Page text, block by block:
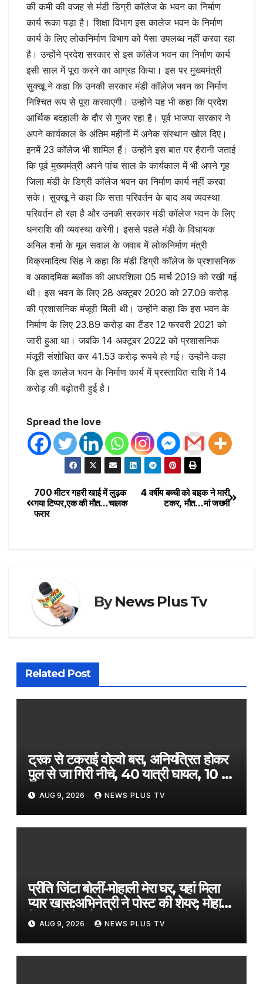
की कमी की वजह से मंडी डिग्री काॅलेज के भवन का निर्माण
कार्य रूका पड़ा है। शिक्षा विभाग इस कालेज भवन के निर्माण
कार्य के लिए लोकनिर्माण विभाग को पैसा उपलब्ध नहीं करवा रहा
है। उन्होंने प्रदेश सरकार से इस कॉलेज भवन का निर्माण कार्य
इसी साल में पूरा करने का आग्रह किया। इस पर मुख्यमंत्री
सुक्खू ने कहा कि उनकी सरकार मंडी कॉलेज भवन का निर्माण
निश्चित रूप से पूरा करवाएगी। उन्होंने यह भी कहा कि प्रदेश
आर्थिक बदहाली के दौर से गुजर रहा है। पूर्व भाजपा सरकार ने
अपने कार्यकाल के अंतिम महीनों में अनेक संस्थान खोल दिए।
इनमें 23 कॉलेज भी शामिल हैं। उन्होंने इस बात पर हैरानी जताई
कि पूर्व मुख्यमंत्री अपने पांच साल के कार्यकाल में भी अपने गृह
जिला मंडी के डिग्री कॉलेज भवन का निर्माण कार्य नहीं करवा
सके। सुक्खू ने कहा कि सत्ता परिवर्तन के बाद अब व्यवस्था
परिवर्तन हो रहा है और उनकी सरकार मंडी कॉलेज भवन के लिए
धनराशि की व्यवस्था करेगी। इससे पहले मंडी के विधायक
अनिल शर्मा के मूल सवाल के जवाब में लोकनिर्माण मंत्री
विक्रमादित्य सिंह ने कहा कि मंडी डिग्री काॅलेज के प्रशासनिक
व अकादमिक ब्ब्लॉक की आधरशिला 05 मार्च 2019 को रखी गई
थी। इस भवन के लिए 28 अक्टूबर 2020 को 27.09 करोड़
की प्रशासनिक मंजूरी मिली थी। उन्होंने कहा कि इस भवन के
निर्माण के लिए 23.89 करोड़ का टैंडर 12 फरवरी 2021 को
जारी हुआ था। जबकि 14 अक्टूबर 2022 को प्रशासनिक
मंजूरी संशोधित कर 41.53 करोड़ रूपये हो गई। उन्होंने कहा
कि इस कालेज भवन के निर्माण कार्य में प्रस्तावित राशि में 14
करोड़ की बढ़ोतरी हुई है।
Spread the love
4 वर्षीय बच्ची को बाइक ने मारी
टकर, मौत…मां जख्मी
700 मीटर गहरी खाई में लुढ़क
गया टिप्पर,एक की मौत…चालक
फरार
ByNews Plus Tv
Related Post
ट्रक से टकराई वोल्वो बस, अनियंत्रित होकर
पुल से जा गिरी नीचे, 40 यात्री घायल, 10 की
हालत गंभीर-VIDEO​on August 9,
2026 at 4:22 am
AUG 9, 2026 NEWS PLUS TV
प्रीति जिंटा बोलीं-मोहाली मेरा घर, यहां मिला
प्यार खास:अभिनेत्री ने पोस्ट की शेयर; मोहाली
में सनी देयोल के साथ फिल्म की प्रमोशन को
पहुंचीं
AUG 9, 2026 NEWS PLUS TV